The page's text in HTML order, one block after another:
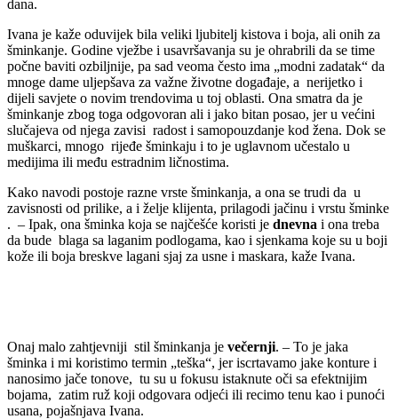
dana.
Ivana je kaže oduvijek bila veliki ljubitelj kistova i boja, ali onih za
šminkanje. Godine vježbe i usavršavanja su je ohrabrili da se time
počne baviti ozbiljnije, pa sad veoma često ima „modni zadatak“ da
mnoge dame uljepšava za važne životne događaje, a nerijetko i
dijeli savjete o novim trendovima u toj oblasti. Ona smatra da je
šminkanje zbog toga odgovoran ali i jako bitan posao, jer u većini
slučajeva od njega zavisi radost i samopouzdanje kod žena. Dok se
muškarci, mnogo rijeđe šminkaju i to je uglavnom učestalo u
medijima ili među estradnim ličnostima.
Kako navodi postoje razne vrste šminkanja, a ona se trudi da u
zavisnosti od prilike, a i želje klijenta, prilagodi jačinu i vrstu šminke
. – Ipak, ona šminka koja se najčešće koristi je dnevna i ona treba
da bude blaga sa laganim podlogama, kao i sjenkama koje su u boji
kože ili boja breskve lagani sjaj za usne i maskara, kaže Ivana.
Onaj malo zahtjevniji stil šminkanja je večernji. – To je jaka
šminka i mi koristimo termin „teška“, jer iscrtavamo jake konture i
nanosimo jače tonove, tu su u fokusu istaknute oči sa efektnijim
bojama, zatim ruž koji odgovara odjeći ili recimo tenu kao i punoći
usana, pojašnjava Ivana.